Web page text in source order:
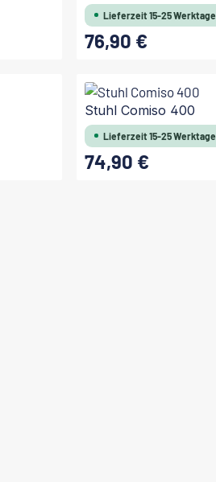
Lieferzeit 15-25 Werktage
Regulärer Preis:
76,90 €
Stuhl Comiso 400
Lieferzeit 15-25 Werktage
Regulärer Preis:
74,90 €